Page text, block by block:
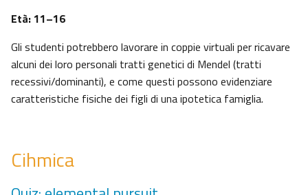
Età: 11–16
Gli studenti potrebbero lavorare in coppie virtuali per ricavare
alcuni dei loro personali tratti genetici di Mendel (tratti
recessivi/dominanti), e come questi possono evidenziare
caratteristiche fisiche dei figli di una ipotetica famiglia.
Cihmica